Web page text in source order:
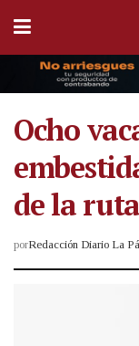
Ocho
de la
porRedacción Diario La